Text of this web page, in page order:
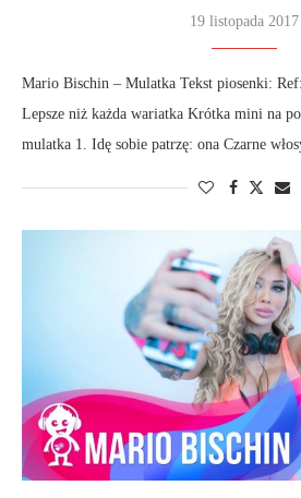
19 listopada 2017
Mario Bischin – Mulatka Tekst piosenki:
Lepsze niż każda wariatka Krótka mini na
mulatka 1. Idę sobie patrzę: ona Czarne